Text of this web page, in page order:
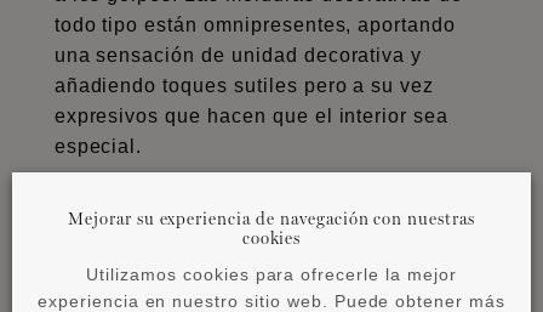
todo tipo están omnipresentes, aportando
una sensación de unidad decorativa y
añadiendo toques sutiles pero a su vez
expresivos que hacen que el interior sea
especial.
Mejorar su experiencia de navegación con nuestras
cookies
Utilizamos cookies para ofrecerle la mejor
experiencia en nuestro sitio web. Puede obtener más